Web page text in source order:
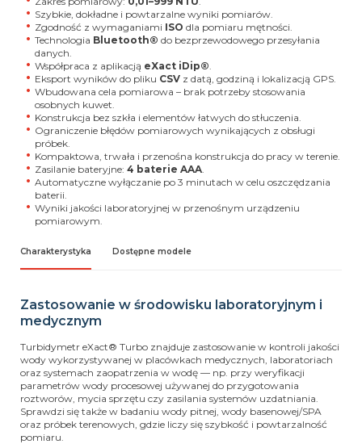
Szybkie, dokładne i powtarzalne wyniki pomiarów.
Zgodność z wymaganiami ISO dla pomiaru mętności.
Technologia Bluetooth® do bezprzewodowego przesyłania
danych.
Współpraca z aplikacją eXact iDip®.
Eksport wyników do pliku CSV z datą, godziną i lokalizacją GPS.
Wbudowana cela pomiarowa – brak potrzeby stosowania
osobnych kuwet.
Konstrukcja bez szkła i elementów łatwych do stłuczenia.
Ograniczenie błędów pomiarowych wynikających z obsługi
próbek.
Kompaktowa, trwała i przenośna konstrukcja do pracy w terenie.
Zasilanie bateryjne: 4 baterie AAA.
Automatyczne wyłączanie po 3 minutach w celu oszczędzania
baterii.
Wyniki jakości laboratoryjnej w przenośnym urządzeniu
pomiarowym.
Charakterystyka Dostępne modele
Zastosowanie w środowisku laboratoryjnym i
medycznym
Turbidymetr eXact® Turbo znajduje zastosowanie w kontroli jakości
wody wykorzystywanej w placówkach medycznych, laboratoriach
oraz systemach zaopatrzenia w wodę — np. przy weryfikacji
parametrów wody procesowej używanej do przygotowania
roztworów, mycia sprzętu czy zasilania systemów uzdatniania.
Sprawdzi się także w badaniu wody pitnej, wody basenowej/SPA
oraz próbek terenowych, gdzie liczy się szybkość i powtarzalność
pomiaru.